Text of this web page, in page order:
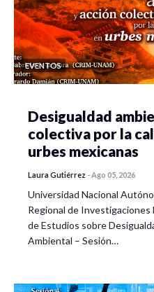
EVENTOS
Desigualdad
colectiva por la
urbes mexicanas
Laura Gutiérrez -Ago 05, 2026
Universidad Nacional
Regional de
de Estudios sobre
Ambiental – Sesión…